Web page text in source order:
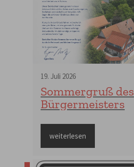
19. Juli 2026
Sommergruß des
Bürgermeisters
weiterlesen